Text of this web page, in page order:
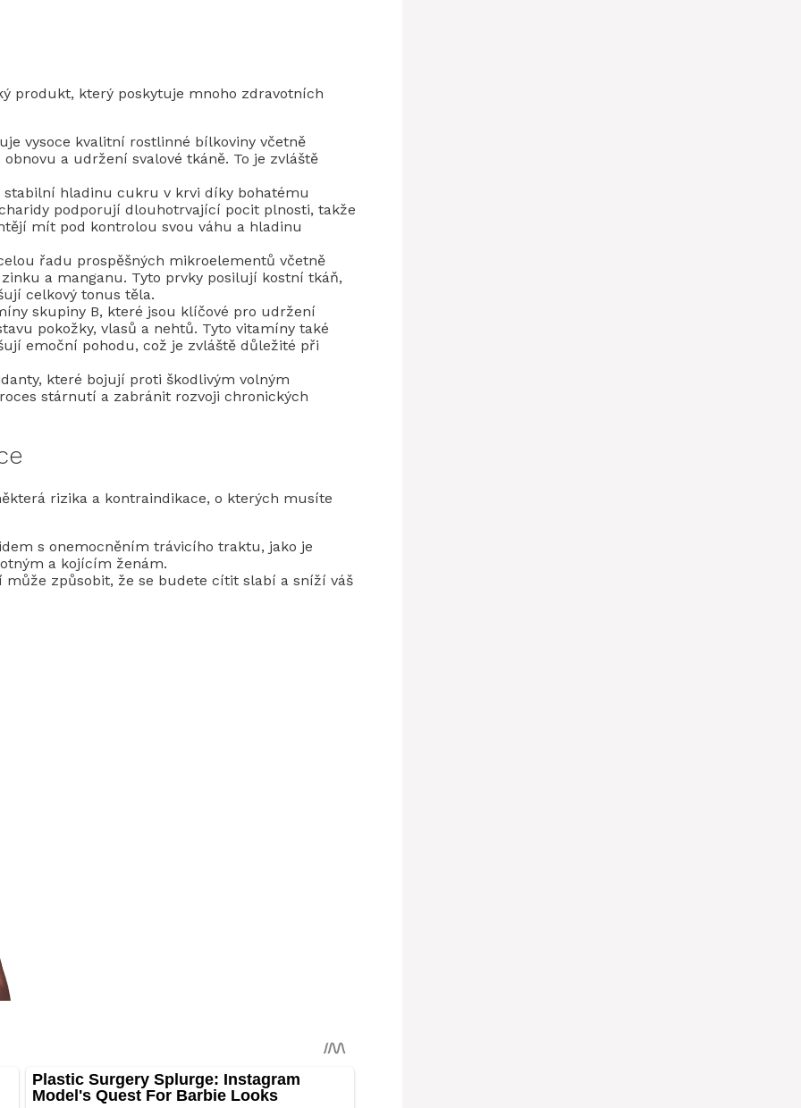
produkt, který poskytuje mnoho zdravotních
vysoce kvalitní rostlinné bílkoviny včetně
a udržení svalové tkáně. To je zvláště
hladinu cukru v krvi díky bohatému
podporují dlouhotrvající pocit plnosti, takže
mít pod kontrolou svou váhu a hladinu
řadu prospěšných mikroelementů včetně
a manganu. Tyto prvky posilují kostní tkáň,
celkový tonus těla.
skupiny B, které jsou klíčové pro udržení
pokožky, vlasů a nehtů. Tyto vitamíny také
emoční pohodu, což je zvláště důležité při
které bojují proti škodlivým volným
stárnutí a zabránit rozvoji chronických
rizika a kontraindikace, o kterých musíte
s onemocněním trávicího traktu, jako je
a kojícím ženám.
způsobit, že se budete cítit slabí a sníží váš